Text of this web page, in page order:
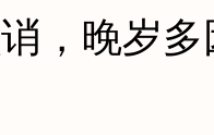
晚岁多